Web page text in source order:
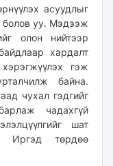
асуудлыг
болов уу. Мэдээж
олон нийтээр
хардалт
гэж
байна.
чухал гэдгийг
чадахгүй
шат
Иргэд төрдөө